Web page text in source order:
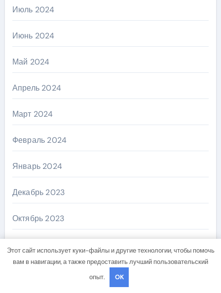
Июль 2024
Июнь 2024
Май 2024
Апрель 2024
Март 2024
Февраль 2024
Январь 2024
Декабрь 2023
Октябрь 2023
Этот сайт использует куки-файлы и другие технологии, чтобы помочь
вам в навигации, а также предоставить лучший пользовательский
опыт.
OK